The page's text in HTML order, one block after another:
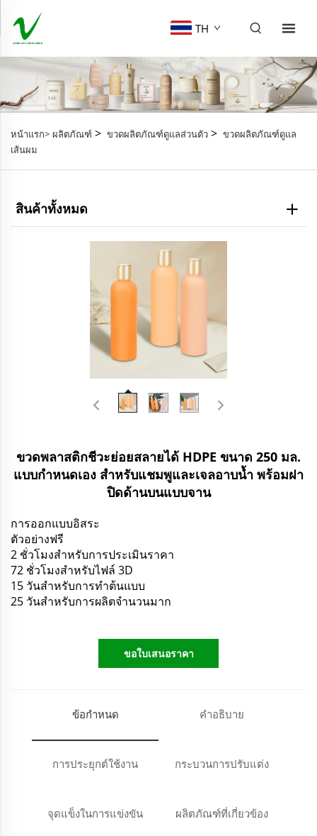
TH
หน้าแรก> ผลิตภัณฑ์ > ขวดผลิตภัณฑ์ดูแลส่วนตัว > ขวดผลิตภัณฑ์ดูแล
เส้นผม
สินค้าทั้งหมด
ขวดพลาสติกชีวะย่อยสลายได้ HDPE ขนาด 250 มล.
แบบกำหนดเอง สำหรับแชมพูและเจลอาบน้ำ พร้อมฝา
ปิดด้านบนแบบจาน
การออกแบบอิสระ
ตัวอย่างฟรี
2 ชั่วโมงสำหรับการประเมินราคา
72 ชั่วโมงสำหรับไฟล์ 3D
15 วันสำหรับการทำต้นแบบ
25 วันสำหรับการผลิตจำนวนมาก
ขอใบเสนอราคา
ข้อกำหนด คำอธิบาย
การประยุกต์ใช้งาน กระบวนการปรับแต่ง
จุดแข็งในการแข่งขัน ผลิตภัณฑ์ที่เกี่ยวข้อง